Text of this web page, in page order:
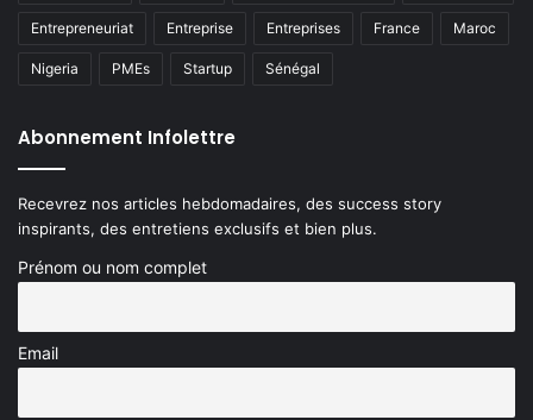
Entrepreneuriat Entreprise Entreprises France Maroc
Nigeria PMEs Startup Sénégal
Abonnement Infolettre
Recevrez nos articles hebdomadaires, des success story
inspirants, des entretiens exclusifs et bien plus.
Prénom ou nom complet
Email